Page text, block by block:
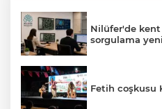
Nilüfer'de
sorgulama
Fetih coşkusu